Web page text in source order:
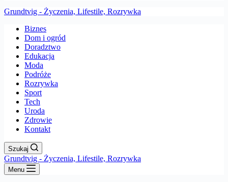
Grundtvig - Życzenia, Lifestile, Rozrywka
Biznes
Dom i ogród
Doradztwo
Edukacja
Moda
Podróże
Rozrywka
Sport
Tech
Uroda
Zdrowie
Kontakt
Szukaj
Grundtvig - Życzenia, Lifestile, Rozrywka
Menu